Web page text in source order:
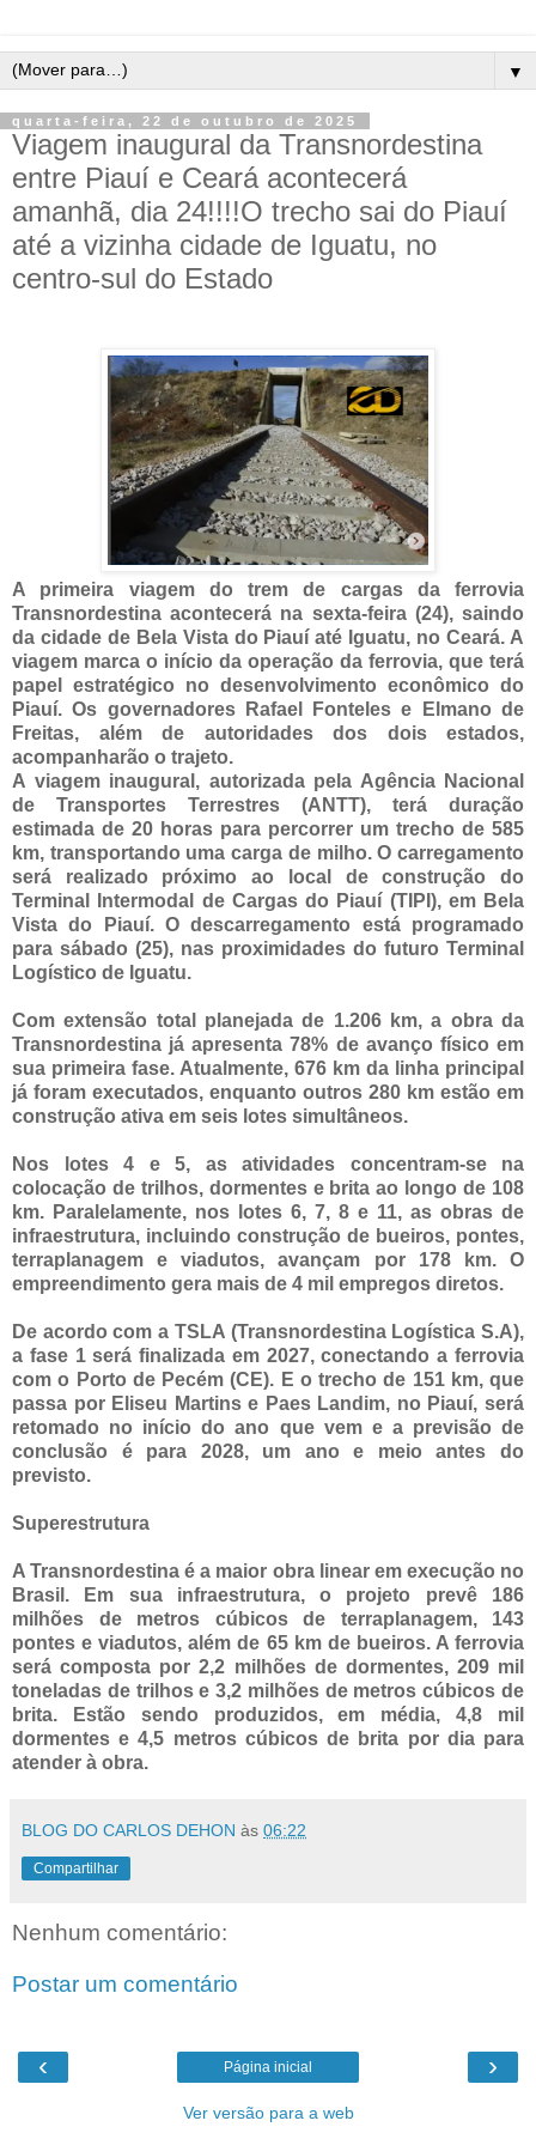
▼
quarta-feira, 22 de outubro de 2025
Viagem inaugural da Transnordestina
entre Piauí e Ceará acontecerá
amanhã, dia 24!!!!O trecho sai do Piauí
até a vizinha cidade de Iguatu, no
centro-sul do Estado
A primeira viagem do trem de cargas da ferrovia
Transnordestina acontecerá na sexta-feira (24), saindo
da cidade de Bela Vista do Piauí até Iguatu, no Ceará. A
viagem marca o início da operação da ferrovia, que terá
papel estratégico no desenvolvimento econômico do
Piauí. Os governadores Rafael Fonteles e Elmano de
Freitas, além de autoridades dos dois estados,
acompanharão o trajeto.
A viagem inaugural, autorizada pela Agência Nacional
de Transportes Terrestres (ANTT), terá duração
estimada de 20 horas para percorrer um trecho de 585
km, transportando uma carga de milho. O carregamento
será realizado próximo ao local de construção do
Terminal Intermodal de Cargas do Piauí (TIPI), em Bela
Vista do Piauí. O descarregamento está programado
para sábado (25), nas proximidades do futuro Terminal
Logístico de Iguatu.
Com extensão total planejada de 1.206 km, a obra da
Transnordestina já apresenta 78% de avanço físico em
sua primeira fase. Atualmente, 676 km da linha principal
já foram executados, enquanto outros 280 km estão em
construção ativa em seis lotes simultâneos.
Nos lotes 4 e 5, as atividades concentram-se na
colocação de trilhos, dormentes e brita ao longo de 108
km. Paralelamente, nos lotes 6, 7, 8 e 11, as obras de
infraestrutura, incluindo construção de bueiros, pontes,
terraplanagem e viadutos, avançam por 178 km. O
empreendimento gera mais de 4 mil empregos diretos.
De acordo com a TSLA (Transnordestina Logística S.A),
a fase 1 será finalizada em 2027, conectando a ferrovia
com o Porto de Pecém (CE). E o trecho de 151 km, que
passa por Eliseu Martins e Paes Landim, no Piauí, será
retomado no início do ano que vem e a previsão de
conclusão é para 2028, um ano e meio antes do
previsto.
Superestrutura
A Transnordestina é a maior obra linear em execução no
Brasil. Em sua infraestrutura, o projeto prevê 186
milhões de metros cúbicos de terraplanagem, 143
pontes e viadutos, além de 65 km de bueiros. A ferrovia
será composta por 2,2 milhões de dormentes, 209 mil
toneladas de trilhos e 3,2 milhões de metros cúbicos de
brita. Estão sendo produzidos, em média, 4,8 mil
dormentes e 4,5 metros cúbicos de brita por dia para
atender à obra.
BLOG DO CARLOS DEHON às 06:22
Compartilhar
Nenhum comentário:
Postar um comentário
‹ ›
Página inicial
Ver versão para a web